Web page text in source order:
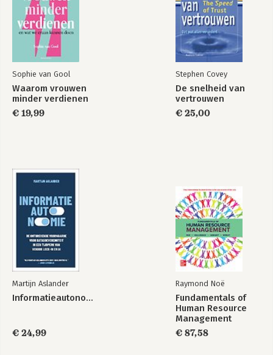
Sophie van Gool
Waarom vrouwen
minder verdienen
€ 19,99
Stephen Covey
De snelheid van
vertrouwen
€ 25,00
Martijn Aslander
Informatieautonomie
€ 24,99
Raymond Noë
Fundamentals of
Human Resource
Management
€ 87,58